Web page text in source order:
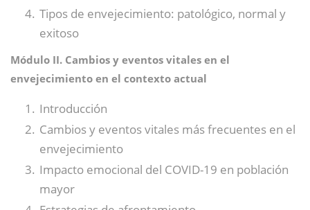
Tipos de envejecimiento: patológico, normal y
exitoso
Módulo II. Cambios y eventos vitales en el
envejecimiento en el contexto actual
Introducción
Cambios y eventos vitales más frecuentes en el
envejecimiento
Impacto emocional del COVID-19 en población
mayor